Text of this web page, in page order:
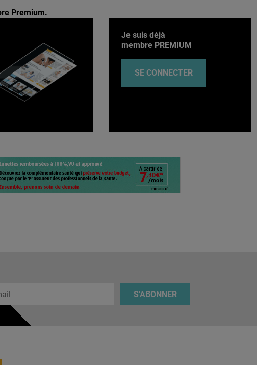
Premium.
Je suis déjà
membre PREMIUM
SE CONNECTER
S'ABONNER